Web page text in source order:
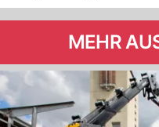
MEHR